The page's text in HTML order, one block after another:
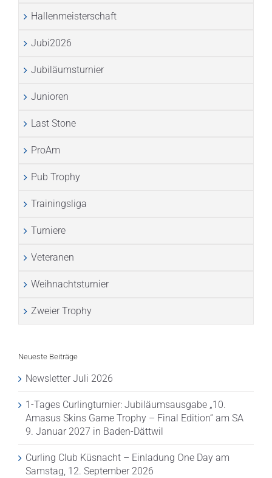
Hallenmeisterschaft
Jubi2026
Jubiläumsturnier
Junioren
Last Stone
ProAm
Pub Trophy
Trainingsliga
Turniere
Veteranen
Weihnachtsturnier
Zweier Trophy
Neueste Beiträge
Newsletter Juli 2026
1-Tages Curlingturnier: Jubiläumsausgabe „10.
Amasus Skins Game Trophy – Final Edition“ am SA
9. Januar 2027 in Baden-Dättwil
Curling Club Küsnacht – Einladung One Day am
Samstag, 12. September 2026